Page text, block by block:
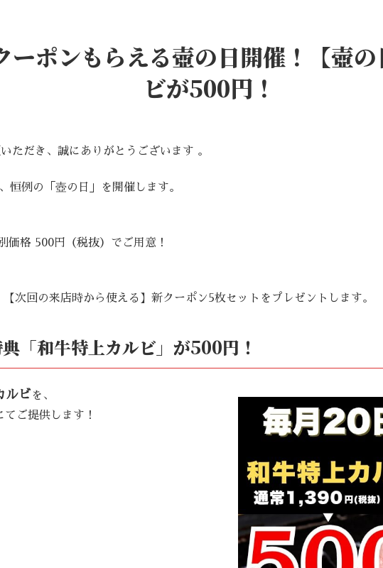
ポンもらえる壺の日開催！【壺
ビが500円！
ただき、誠にありがとうございます 。
例の「壺の日」を開催します。
価格 500円（税抜）でご用意！
次回の来店時から使える】新クーポン5枚セットをプレゼントします。
「和牛特上カルビ」が500円！
ルビ を、
てご提供します！